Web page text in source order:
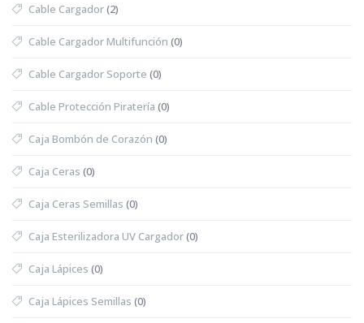
Cable Cargador(2)
Cable Cargador Multifunción (0)
Cable Cargador Soporte (0)
Cable Protección Piratería (0)
Caja Bombón de Corazón (0)
Caja Ceras (0)
Caja Ceras Semillas (0)
Caja Esterilizadora UV Cargador(0)
Caja Lápices (0)
Caja Lápices Semillas (0)